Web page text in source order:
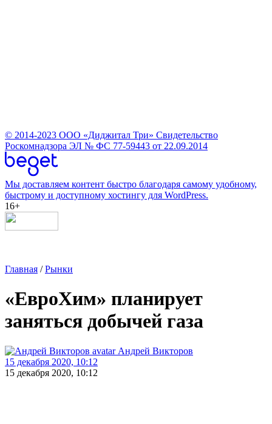
© 2014-2023 ООО «Диджитал Три» Свидетельство
Роскомнадзора ЭЛ № ФС 77-59443 от 22.09.2014
Мы доставляем контент быстро благодаря самому удобному,
быстрому и доступному хостингу для WordPress.
16+
Главная /Рынки
«ЕвроХим» планирует
заняться добычей газа
Андрей Викторов
15 декабря 2020, 10:12
15 декабря 2020, 10:12